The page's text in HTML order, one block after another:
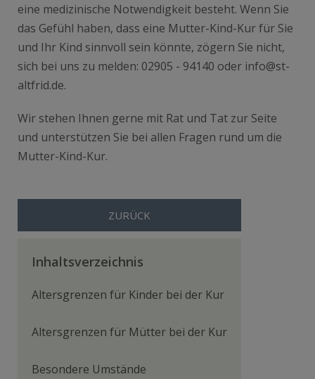
ZURÜCK
Inhaltsverzeichnis
Altersgrenzen für Kinder bei der Kur
Altersgrenzen für Mütter bei der Kur
Besondere Umstände
eine medizinische Notwendigkeit besteht. Wenn Sie
das Gefühl haben, dass eine Mutter-Kind-Kur für Sie
und Ihr Kind sinnvoll sein könnte, zögern Sie nicht,
sich bei uns zu melden: 02905 - 94140 oder info@st-
altfrid.de.
Wir stehen Ihnen gerne mit Rat und Tat zur Seite
und unterstützen Sie bei allen Fragen rund um die
Mutter-Kind-Kur.